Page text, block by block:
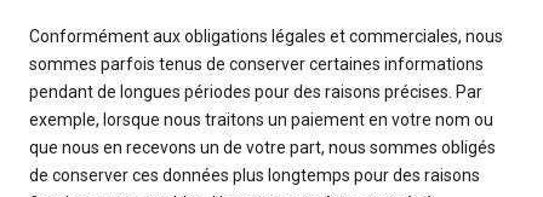
Conformément aux obligations légales et commerciales, nous
sommes parfois tenus de conserver certaines informations
pendant de longues périodes pour des raisons précises. Par
exemple, lorsque nous traitons un paiement en votre nom ou
que nous en recevons un de votre part, nous sommes obligés
de conserver ces données plus longtemps pour des raisons